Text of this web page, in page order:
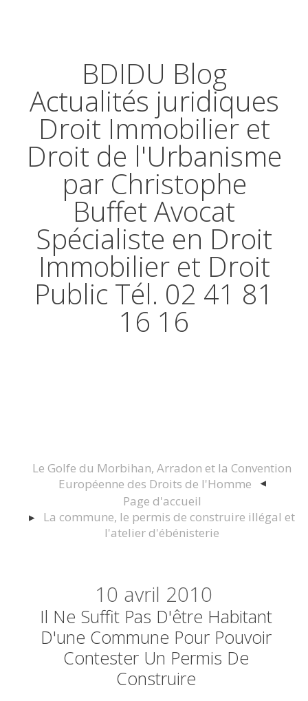
BDIDU Blog
Actualités juridiques
Droit Immobilier et
Droit de l'Urbanisme
par Christophe
Buffet Avocat
Spécialiste en Droit
Immobilier et Droit
Public Tél. 02 41 81
16 16
Le Golfe du Morbihan, Arradon et la Convention
Européenne des Droits de l'Homme
Page d'accueil
La commune, le permis de construire illégal et
l'atelier d'ébénisterie
10 avril 2010
Il Ne Suffit Pas D'être Habitant
D'une Commune Pour Pouvoir
Contester Un Permis De
Construire